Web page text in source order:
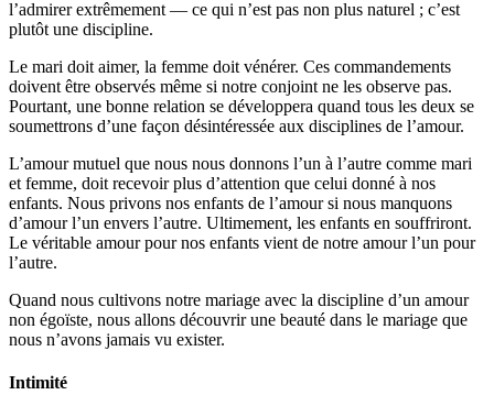
l’admirer extrêmement — ce qui n’est pas non plus naturel ; c’est
plutôt une discipline.
Le mari doit aimer, la femme doit vénérer. Ces commandements
doivent être observés même si notre conjoint ne les observe pas.
Pourtant, une bonne relation se développera quand tous les deux se
soumettrons d’une façon désintéressée aux disciplines de l’amour.
L’amour mutuel que nous nous donnons l’un à l’autre comme mari
et femme, doit recevoir plus d’attention que celui donné à nos
enfants. Nous privons nos enfants de l’amour si nous manquons
d’amour l’un envers l’autre. Ultimement, les enfants en souffriront.
Le véritable amour pour nos enfants vient de notre amour l’un pour
l’autre.
Quand nous cultivons notre mariage avec la discipline d’un amour
non égoïste, nous allons découvrir une beauté dans le mariage que
nous n’avons jamais vu exister.
Intimité